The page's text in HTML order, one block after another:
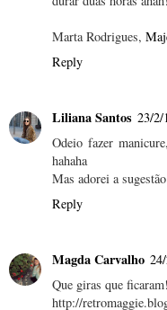
Marta Rodrigues,
Reply
Liliana Santos 23/2/
Odeio fazer
hahaha
Mas adorei a
Reply
Magda Carvalho
Que giras que ficaram!
http://